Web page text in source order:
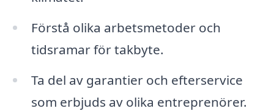
Förstå olika arbetsmetoder och
tidsramar för takbyte.
Ta del av garantier och efterservice
som erbjuds av olika entreprenörer.